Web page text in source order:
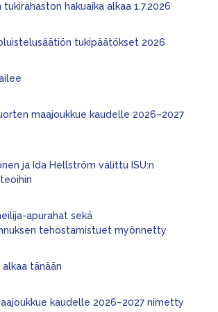
hakuaika alkaa 1.7.2026
tukipäätökset 2026
maajoukkue kaudelle 2026–2027
ja Ida Hellström valittu ISU:n
apurahat sekä
tehostamistuet myönnetty
alkaa tänään
kaudelle 2026–2027 nimetty